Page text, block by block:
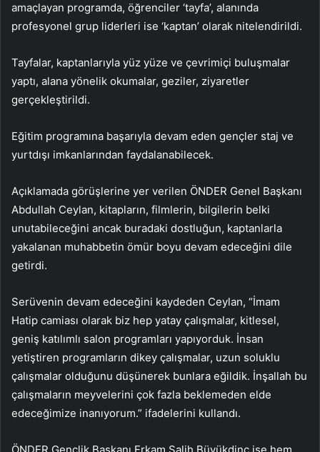
amaçlayan programda, öğrenciler ‘tayfa’, alanında
profesyonel grup liderleri ise ‘kaptan’ olarak nitelendirildi.
Tayfalar, kaptanlarıyla yüz yüze ve çevrimiçi buluşmalar
yaptı, alana yönelik okumalar, geziler, ziyaretler
gerçekleştirildi.
Eğitim programına başarıyla devam eden gençler staj ve
yurtdışı imkanlarından faydalanabilecek.
Açıklamada görüşlerine yer verilen ÖNDER Genel Başkanı
Abdullah Ceylan, kitapların, filmlerin, bilgilerin belki
unutabileceğini ancak buradaki dostluğun, kaptanlarla
yakalanan muhabbetin ömür boyu devam edeceğini dile
getirdi.
Serüvenin devam edeceğini kaydeden Ceylan, “İmam
Hatip camiası olarak biz hep yatay çalışmalar, kitlesel,
geniş katılımlı salon programları yapıyorduk. İnsan
yetiştiren programların dikey çalışmalar, uzun soluklu
çalışmalar olduğunu düşünerek bunlara eğildik. İnşallah bu
çalışmaların meyvelerini çok fazla beklemeden elde
edeceğimize inanıyorum.” ifadelerini kullandı.